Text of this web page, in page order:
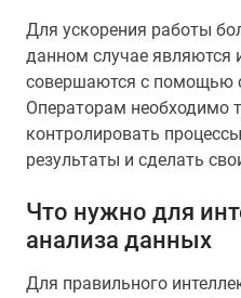
Для ускорения работы
данном случае являются
совершаются с помощью
Операторам необходимо
контролировать
результаты и сделать
Что нужно для
анализа данных
Для правильного